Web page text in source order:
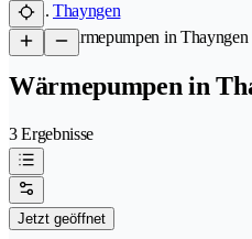
Thayngen
/Wärmepumpen in Thayngen
Wärmepumpen in
3 Ergebnisse
Jetzt geöffnet